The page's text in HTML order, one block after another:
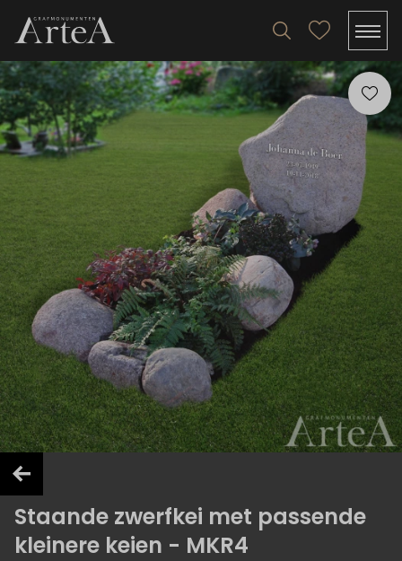
Staande zwerfkei met passende
kleinere keien - MKR4